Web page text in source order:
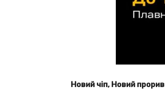
Новий чіп, Новий прорив